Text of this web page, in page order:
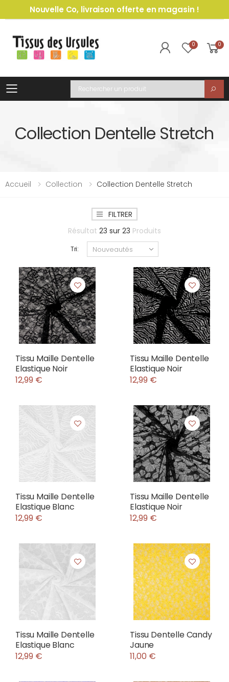
Nouvelle Co, livraison offerte en magasin !
0 0
Toggle mobile menu
Recherche
Collection Dentelle Stretch
Accueil Collection Collection Dentelle Stretch
FILTRER
Résultat 23 sur 23 Produits
Tri:
Tissu Maille Dentelle
Elastique Noir
12,99 €
Tissu Maille Dentelle
Elastique Noir
12,99 €
Tissu Maille Dentelle
Elastique Blanc
12,99 €
Tissu Maille Dentelle
Elastique Noir
12,99 €
Tissu Maille Dentelle
Elastique Blanc
12,99 €
Tissu Dentelle Candy
Jaune
11,00 €